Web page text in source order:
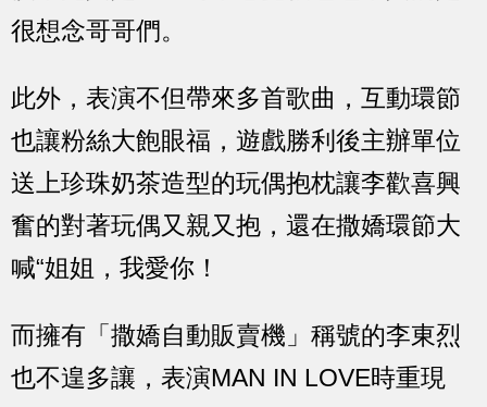
很想念哥哥們。
此外，表演不但帶來多首歌曲，互動環節
也讓粉絲大飽眼福，遊戲勝利後主辦單位
送上珍珠奶茶造型的玩偶抱枕讓李歡喜興
奮的對著玩偶又親又抱，還在撒嬌環節大
喊“姐姐，我愛你！
而擁有「撒嬌自動販賣機」稱號的李東烈
也不遑多讓，表演MAN IN LOVE時重現